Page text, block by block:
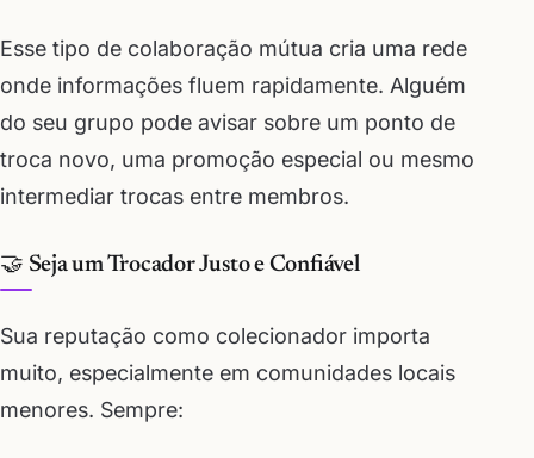
Esse tipo de colaboração mútua cria uma rede
onde informações fluem rapidamente. Alguém
do seu grupo pode avisar sobre um ponto de
troca novo, uma promoção especial ou mesmo
intermediar trocas entre membros.
🤝 Seja um Trocador Justo e Confiável
Sua reputação como colecionador importa
muito, especialmente em comunidades locais
menores. Sempre: